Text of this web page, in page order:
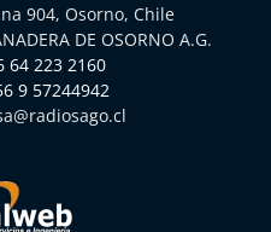
904, Osorno, Chile
DE OSORNO A.G.
64 223 2160
9 57244942